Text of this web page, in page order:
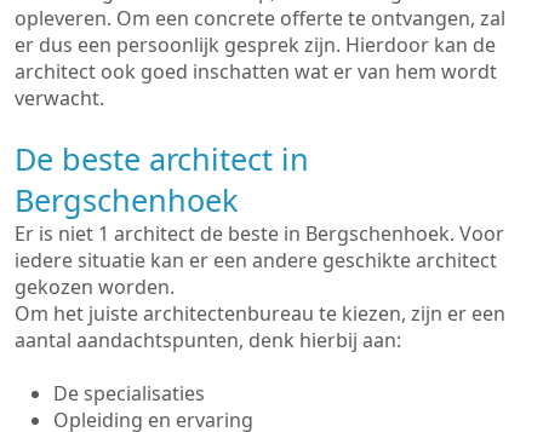
opleveren. Om een concrete offerte te ontvangen, zal
er dus een persoonlijk gesprek zijn. Hierdoor kan de
architect ook goed inschatten wat er van hem wordt
verwacht.
De beste architect in
Bergschenhoek
Er is niet 1 architect de beste in Bergschenhoek. Voor
iedere situatie kan er een andere geschikte architect
gekozen worden.
Om het juiste architectenbureau te kiezen, zijn er een
aantal aandachtspunten, denk hierbij aan:
De specialisaties
Opleiding en ervaring